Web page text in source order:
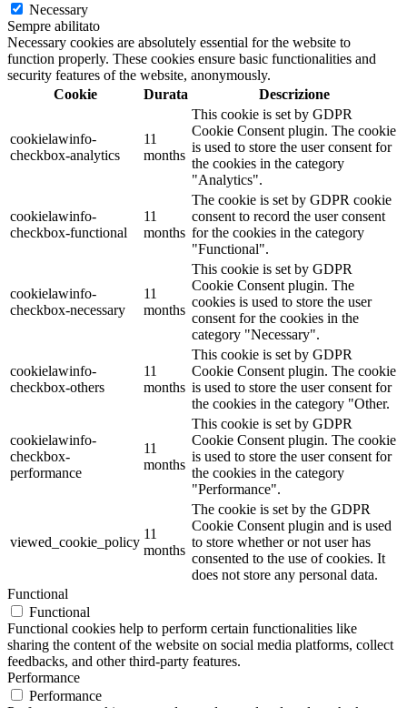
Necessary
Sempre abilitato
Necessary cookies are absolutely essential for the website to
function properly. These cookies ensure basic functionalities and
security features of the website, anonymously.
Cookie
Durata Descrizione
cookielawinfo-
checkbox-analytics
11
months
This cookie is set by GDPR
Cookie Consent plugin. The cookie
is used to store the user consent for
the cookies in the category
"Analytics".
cookielawinfo-
checkbox-functional
11
months
The cookie is set by GDPR cookie
consent to record the user consent
for the cookies in the category
"Functional".
cookielawinfo-
checkbox-necessary
11
months
This cookie is set by GDPR
Cookie Consent plugin. The
cookies is used to store the user
consent for the cookies in the
category "Necessary".
cookielawinfo-
checkbox-others
11
months
This cookie is set by GDPR
Cookie Consent plugin. The cookie
is used to store the user consent for
the cookies in the category "Other.
cookielawinfo-
checkbox-
performance
11
months
This cookie is set by GDPR
Cookie Consent plugin. The cookie
is used to store the user consent for
the cookies in the category
"Performance".
viewed_cookie_policy
11
months
The cookie is set by the GDPR
Cookie Consent plugin and is used
to store whether or not user has
consented to the use of cookies. It
does not store any personal data.
Functional
Functional
Functional cookies help to perform certain functionalities like
sharing the content of the website on social media platforms, collect
feedbacks, and other third-party features.
Performance
Performance